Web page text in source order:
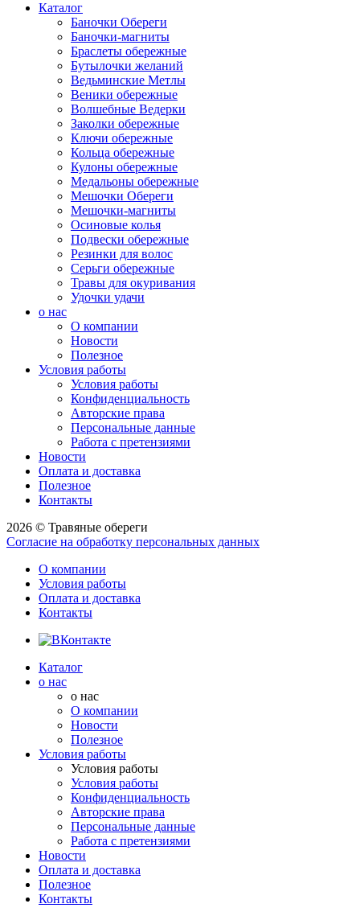
Каталог
Баночки Обереги
Баночки-магниты
Браслеты обережные
Бутылочки желаний
Ведьминские Метлы
Веники обережные
Волшебные Ведерки
Заколки обережные
Ключи обережные
Кольца обережные
Кулоны обережные
Медальоны обережные
Мешочки Обереги
Мешочки-магниты
Осиновые колья
Подвески обережные
Резинки для волос
Серьги обережные
Травы для окуривания
Удочки удачи
о нас
О компании
Новости
Полезное
Условия работы
Условия работы
Конфиденциальность
Авторские права
Персональные данные
Работа с претензиями
Новости
Оплата и доставка
Полезное
Контакты
2026 © Травяные обереги
Согласие на обработку персональных данных
О компании
Условия работы
Оплата и доставка
Контакты
Каталог
о нас
о нас
О компании
Новости
Полезное
Условия работы
Условия работы
Условия работы
Конфиденциальность
Авторские права
Персональные данные
Работа с претензиями
Новости
Оплата и доставка
Полезное
Контакты